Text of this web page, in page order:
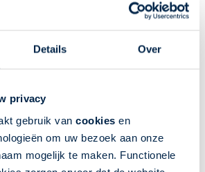
Details Over
privacy
gebruik van cookies en
om uw bezoek aan onze
mogelijk te maken. Functionele
de autohuur en voorwaarden
op
huurauto van Albarent inbegrepen
De huurauto is inclusief
TPL, CDW, TP en lokale
eigen risico in geval van schade